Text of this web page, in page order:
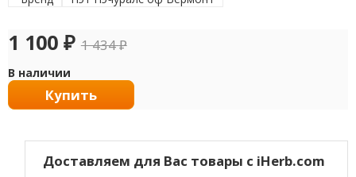
1 100 ₽ 1 434₽
В наличии
Купить
Доставляем для Вас товары с iHerb.com